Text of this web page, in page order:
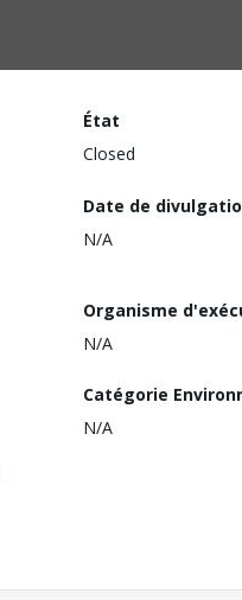
État
Closed
Date de
N/A
Organisme
N/A
Catégorie
N/A